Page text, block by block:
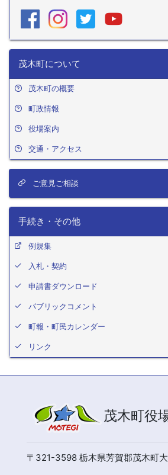
茂木町について
茂木町の概要
町政情報
役場案内
交通・アクセス
ご意見ご相談
手続き・その他
例規集
入札・契約
申請書ダウンロード
パブリックコメント
町報・町民カレンダー
リンク
茂木町役
〒321-3598 栃木県芳賀郡茂木町